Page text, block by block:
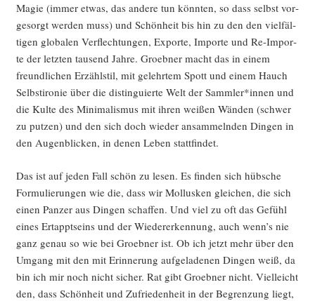
Magie (immer etwas, das ande­re tun könn­ten, so dass selbst vor­
ge­sorgt wer­den muss) und Schön­heit bis hin zu den den viel­fäl­
ti­gen glo­ba­len Ver­flech­tun­gen, Expor­te, Impor­te und Re-Impor­
te der letz­ten tau­send Jah­re. Groeb­ner macht das in einem
freund­li­chen Erzähl­stil, mit gelehr­tem Spott und einem Hauch
Selbst­iro­nie über die distin­gu­ier­te Welt der Sammler*innen und
die Kul­te des Mini­ma­lis­mus mit ihren wei­ßen Wän­den (schwer
zu put­zen) und den sich doch wie­der ansam­meln­den Din­gen in
den Augen­bli­cken, in denen Leben stattfindet.
Das ist auf jeden Fall schön zu lesen. Es fin­den sich hüb­sche
For­mu­lie­run­gen wie die, dass wir Mol­lus­ken glei­chen, die sich
einen Pan­zer aus Din­gen schaf­fen. Und viel zu oft das Gefühl
eines Ertappt­seins und der Wie­der­erken­nung, auch wenn’s nie
ganz genau so wie bei Groeb­ner ist. Ob ich jetzt mehr über den
Umgang mit den mit Erin­ne­rung auf­ge­la­de­nen Din­gen weiß, da
bin ich mir noch nicht sicher. Rat gibt Groeb­ner nicht. Viel­leicht
den, dass Schön­heit und Zufrie­den­heit in der Begren­zung liegt,